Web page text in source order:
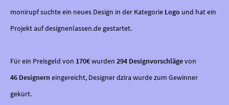
monirupf suchte ein neues Design in der Kategorie Logo und hat ein
Projekt auf designenlassen.de gestartet.
Für ein Preisgeld von 170€wurden 294 Designvorschlägevon
46 Designern eingereicht, Designer dzira wurde zum Gewinner
gekürt.